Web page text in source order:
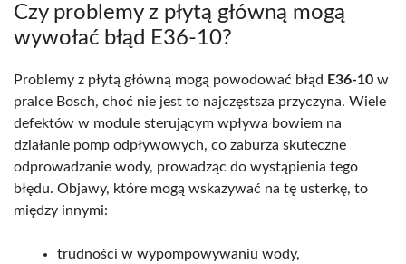
Czy problemy z płytą główną mogą
wywołać błąd E36-10?
Problemy z płytą główną mogą powodować błąd E36-10 w
pralce Bosch, choć nie jest to najczęstsza przyczyna. Wiele
defektów w module sterującym wpływa bowiem na
działanie pomp odpływowych, co zaburza skuteczne
odprowadzanie wody, prowadząc do wystąpienia tego
błędu. Objawy, które mogą wskazywać na tę usterkę, to
między innymi:
trudności w wypompowywaniu wody,